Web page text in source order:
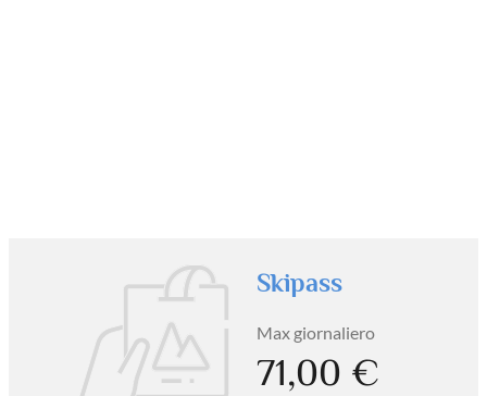
Skipass
Max giornaliero
71,00 €